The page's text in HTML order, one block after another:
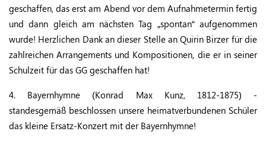
geschaffen, das erst am Abend vor dem Aufnahmetermin fertig
und dann gleich am nächsten Tag „spontan“ aufgenommen
wurde! Herzlichen Dank an dieser Stelle an Quirin Birzer für die
zahlreichen Arrangements und Kompositionen, die er in seiner
Schulzeit für das GG geschaffen hat!
4. Bayernhymne (Konrad Max Kunz, 1812-1875) -
standesgemäß beschlossen unsere heimatverbundenen Schüler
das kleine Ersatz-Konzert mit der Bayernhymne!